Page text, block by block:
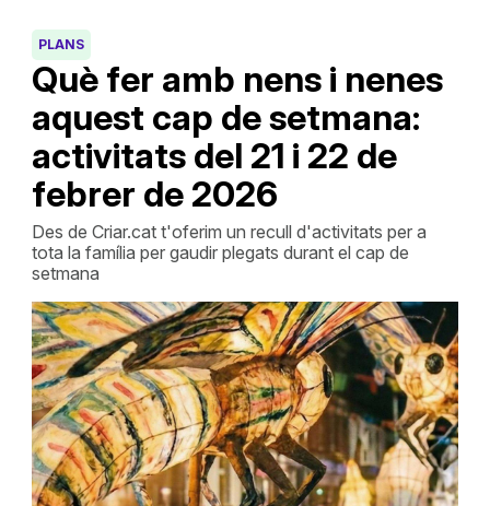
Què fer amb nens i nenes
aquest cap de setmana:
activitats del 21 i 22 de
febrer de 2026
PLANS
Des de Criar.cat t'oferim un recull d'activitats per a
tota la família per gaudir plegats durant el cap de
setmana